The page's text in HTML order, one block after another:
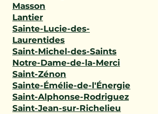
Masson
Lantier
Sainte-Lucie-des-
Laurentides
Saint-Michel-des-Saints
Notre-Dame-de-la-Merci
Saint-Zénon
Sainte-Émélie-de-l'Énergie
Saint-Alphonse-Rodriguez
Saint-Jean-sur-Richelieu